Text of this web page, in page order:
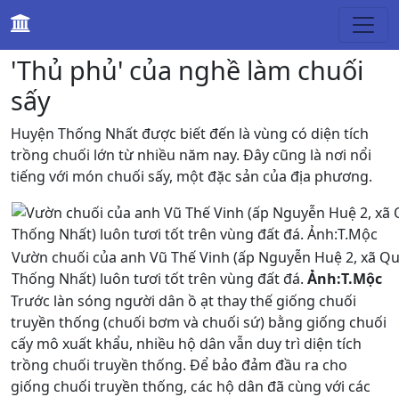
Kinh tế
'Thủ phủ' của nghề làm chuối
sấy
Huyện Thống Nhất được biết đến là vùng có diện tích
trồng chuối lớn từ nhiều năm nay. Đây cũng là nơi nổi
tiếng với món chuối sấy, một đặc sản của địa phương.
Vườn chuối của anh Vũ Thế Vinh (ấp Nguyễn Huệ 2, xã
Thống Nhất) luôn tươi tốt trên vùng đất đá. Ảnh:T.Mộc
Trước làn sóng người dân ồ ạt thay thế giống chuối
truyền thống (chuối bơm và chuối sứ) bằng giống chuối
cấy mô xuất khẩu, nhiều hộ dân vẫn duy trì diện tích
trồng chuối truyền thống. Để bảo đảm đầu ra cho
giống chuối truyền thống, các hộ dân đã cùng với các